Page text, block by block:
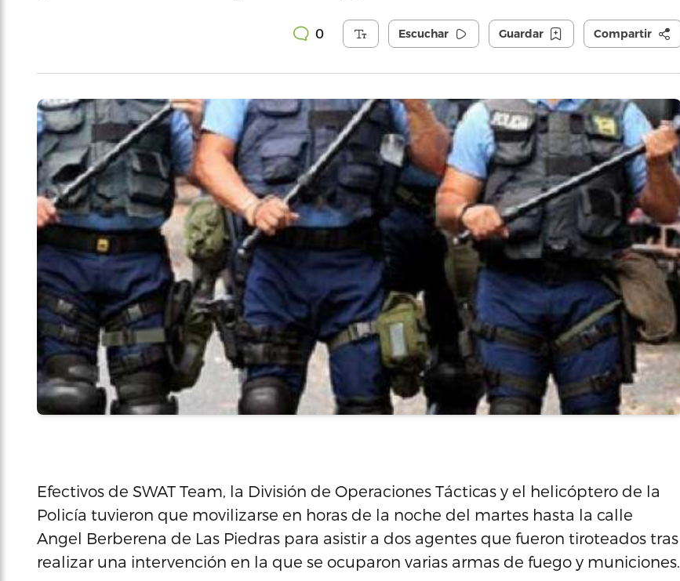
0 Escuchar Guardar Compartir
Efectivos de SWAT Team, la División de Operaciones Tácticas y el helicóptero de la
Policía tuvieron que movilizarse en horas de la noche del martes hasta la calle
Angel Berberena de Las Piedras para asistir a dos agentes que fueron tiroteados tras
realizar una intervención en la que se ocuparon varias armas de fuego y municiones.